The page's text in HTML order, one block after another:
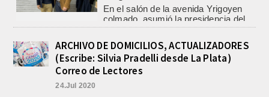
LA CAPILLA SAN CAYETANO
COLMADA EN LA MISA CENTRAL
DE LA FIESTA DEL SANTO DEL
PAN Y EL TRABAJO
agosto 7, 2026
La Capilla San Cayetano, de Salgado
y Matanza, fue el centro de la
ARCHIVO DE DOMICILIOS, ACTUALIZADORES
(Escribe: Silvia Pradelli desde La Plata)
Correo de Lectores
24.Jul 2020